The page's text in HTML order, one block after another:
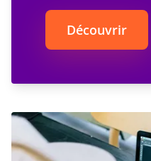
Découvrir